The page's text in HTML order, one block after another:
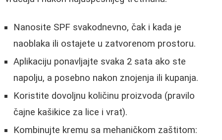
Nanosite SPF svakodnevno, čak i kada je
naoblaka ili ostajete u zatvorenom prostoru.
Aplikaciju ponavljajte svaka 2 sata ako ste
napolju, a posebno nakon znojenja ili kupanja.
Koristite dovoljnu količinu proizvoda (pravilo
čajne kašikice za lice i vrat).
Kombinujte kremu sa mehaničkom zaštitom: